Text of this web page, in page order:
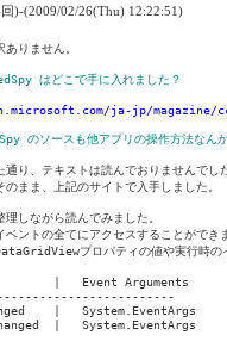
)-(2009/02/26(Thu) 12:22:51)
りません。
はどこで手に入れました？
ja-jp/magazine/
のソースも他アプリの操作方法なん
通り、テキストは読んでおりませんでした
まま、上記のサイトで入手しました。
しながら読んでみました。
ベントの全てにアクセスすることができ
プロパティの値や実行時の
|   Event Arguments
|   System.EventArgs
|   System.EventArgs